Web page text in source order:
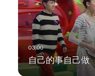
自己的事自己做